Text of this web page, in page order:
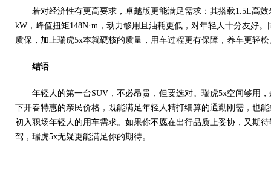
若对经济性有更高要求，卓越版更能满足需求：其搭载1.5L高
kW，峰值扭矩148N·m，动力够用且油耗更低，对年轻人十分友好
质保，加上瑞虎5x本就硬核的质量，用车过程更有保障，养车更轻松
结语
年轻人的第一台SUV，不必昂贵，但要选对。瑞虎5x空间够用
下开春特惠的亲民价格，既能满足年轻人精打细算的通勤刚需，也
初入职场年轻人的用车需求。如果你不愿在出行品质上妥协，又期
驾，瑞虎5x无疑更能满足你的期待。